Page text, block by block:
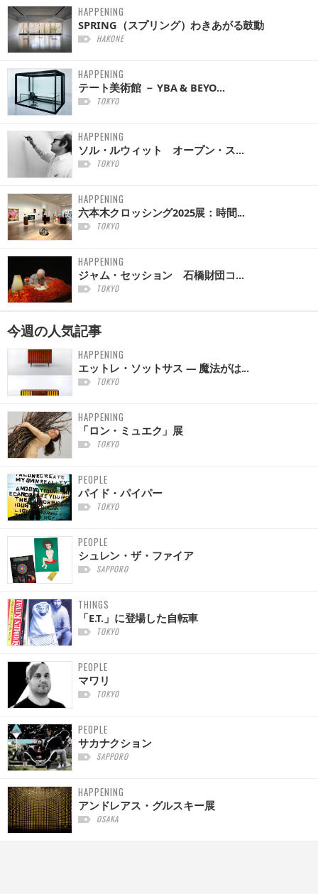
HAPPENING
SPRING（スプリング）わきあがる鼓動
HAKONE
HAPPENING
テート美術館 － YBA & BEYO...
TOKYO
HAPPENING
ソル・ルウィット オープン・ス...
TOKYO
HAPPENING
六本木クロッシング2025展：時間...
TOKYO
HAPPENING
ジャム・セッション 石橋財団コ...
TOKYO
今週の人気記事
HAPPENING
エットレ・ソットサス — 魔法がは...
TOKYO
HAPPENING
「ロン・ミュエク」展
TOKYO
PEOPLE
パイド・パイパー
TOKYO
PEOPLE
シュレン・ザ・ファイア
SAPPORO
THINGS
「E.T.」に登場した自転車
TOKYO
PEOPLE
マワリ
TOKYO
PEOPLE
サカナクション
SAPPORO
HAPPENING
アンドレアス・グルスキー展
OSAKA